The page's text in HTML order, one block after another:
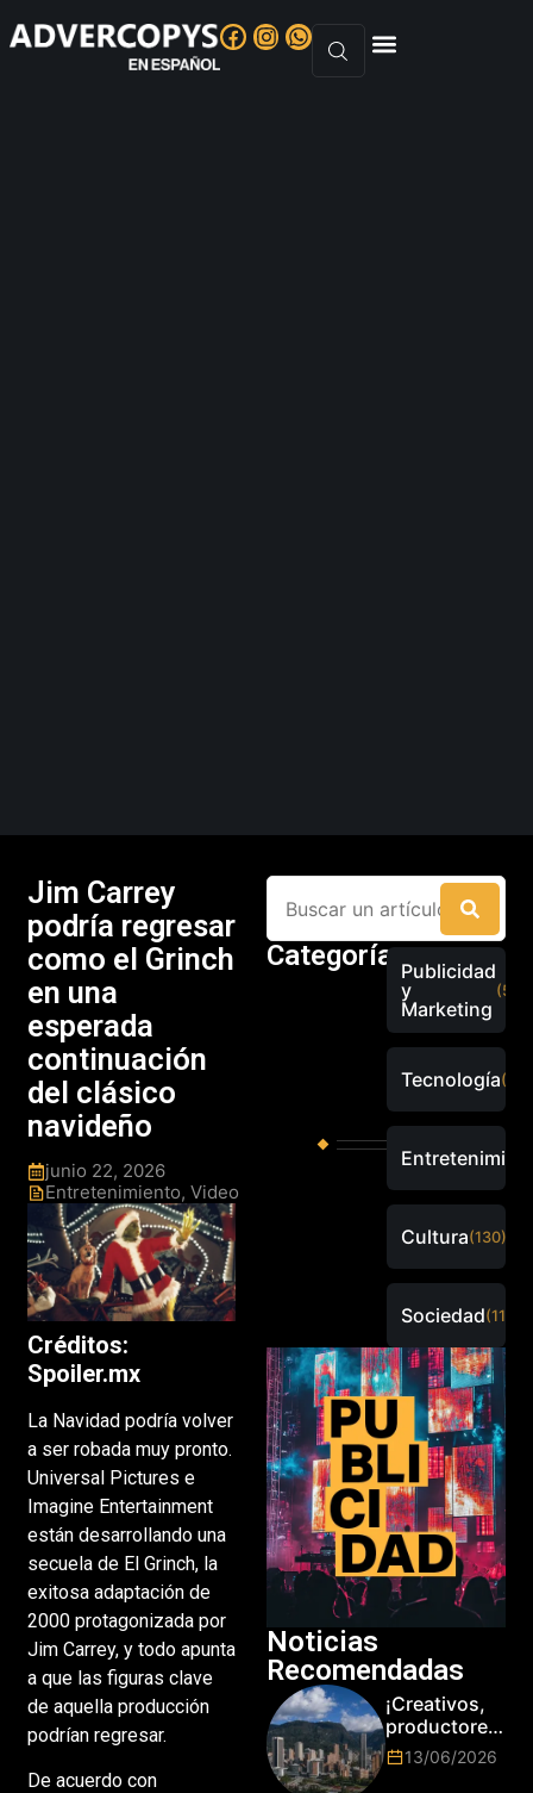
Jim Carrey
podría regresar
como el Grinch
en una
esperada
continuación
del clásico
navideño
junio 22, 2026
Entretenimiento, Video
Créditos:
Spoiler.mx
La Navidad podría volver
a ser robada muy pronto.
Universal Pictures e
Imagine Entertainment
están desarrollando una
secuela de El Grinch, la
exitosa adaptación de
2000 protagonizada por
Jim Carrey, y todo apunta
a que las figuras clave
de aquella producción
podrían regresar.
De acuerdo con
CategoríasPublicidad
y
Marketing
Tecnología
Cultura(130)
Sociedad(115)
Noticias
Recomendadas
¡Creativos,
productores
y cracks de
la tecnología
13/06/2026